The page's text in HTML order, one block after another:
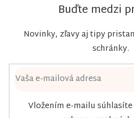
Buďte medzi
Novinky, zľavy aj tipy
schránky.
Vložením e-mailu súhlasíte